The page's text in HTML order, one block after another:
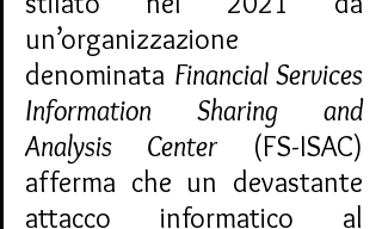
un’organizzazione
denominata Financial Services
Information Sharing and
Analysis Center (FS-ISAC)
afferma che un devastante
attacco informatico al